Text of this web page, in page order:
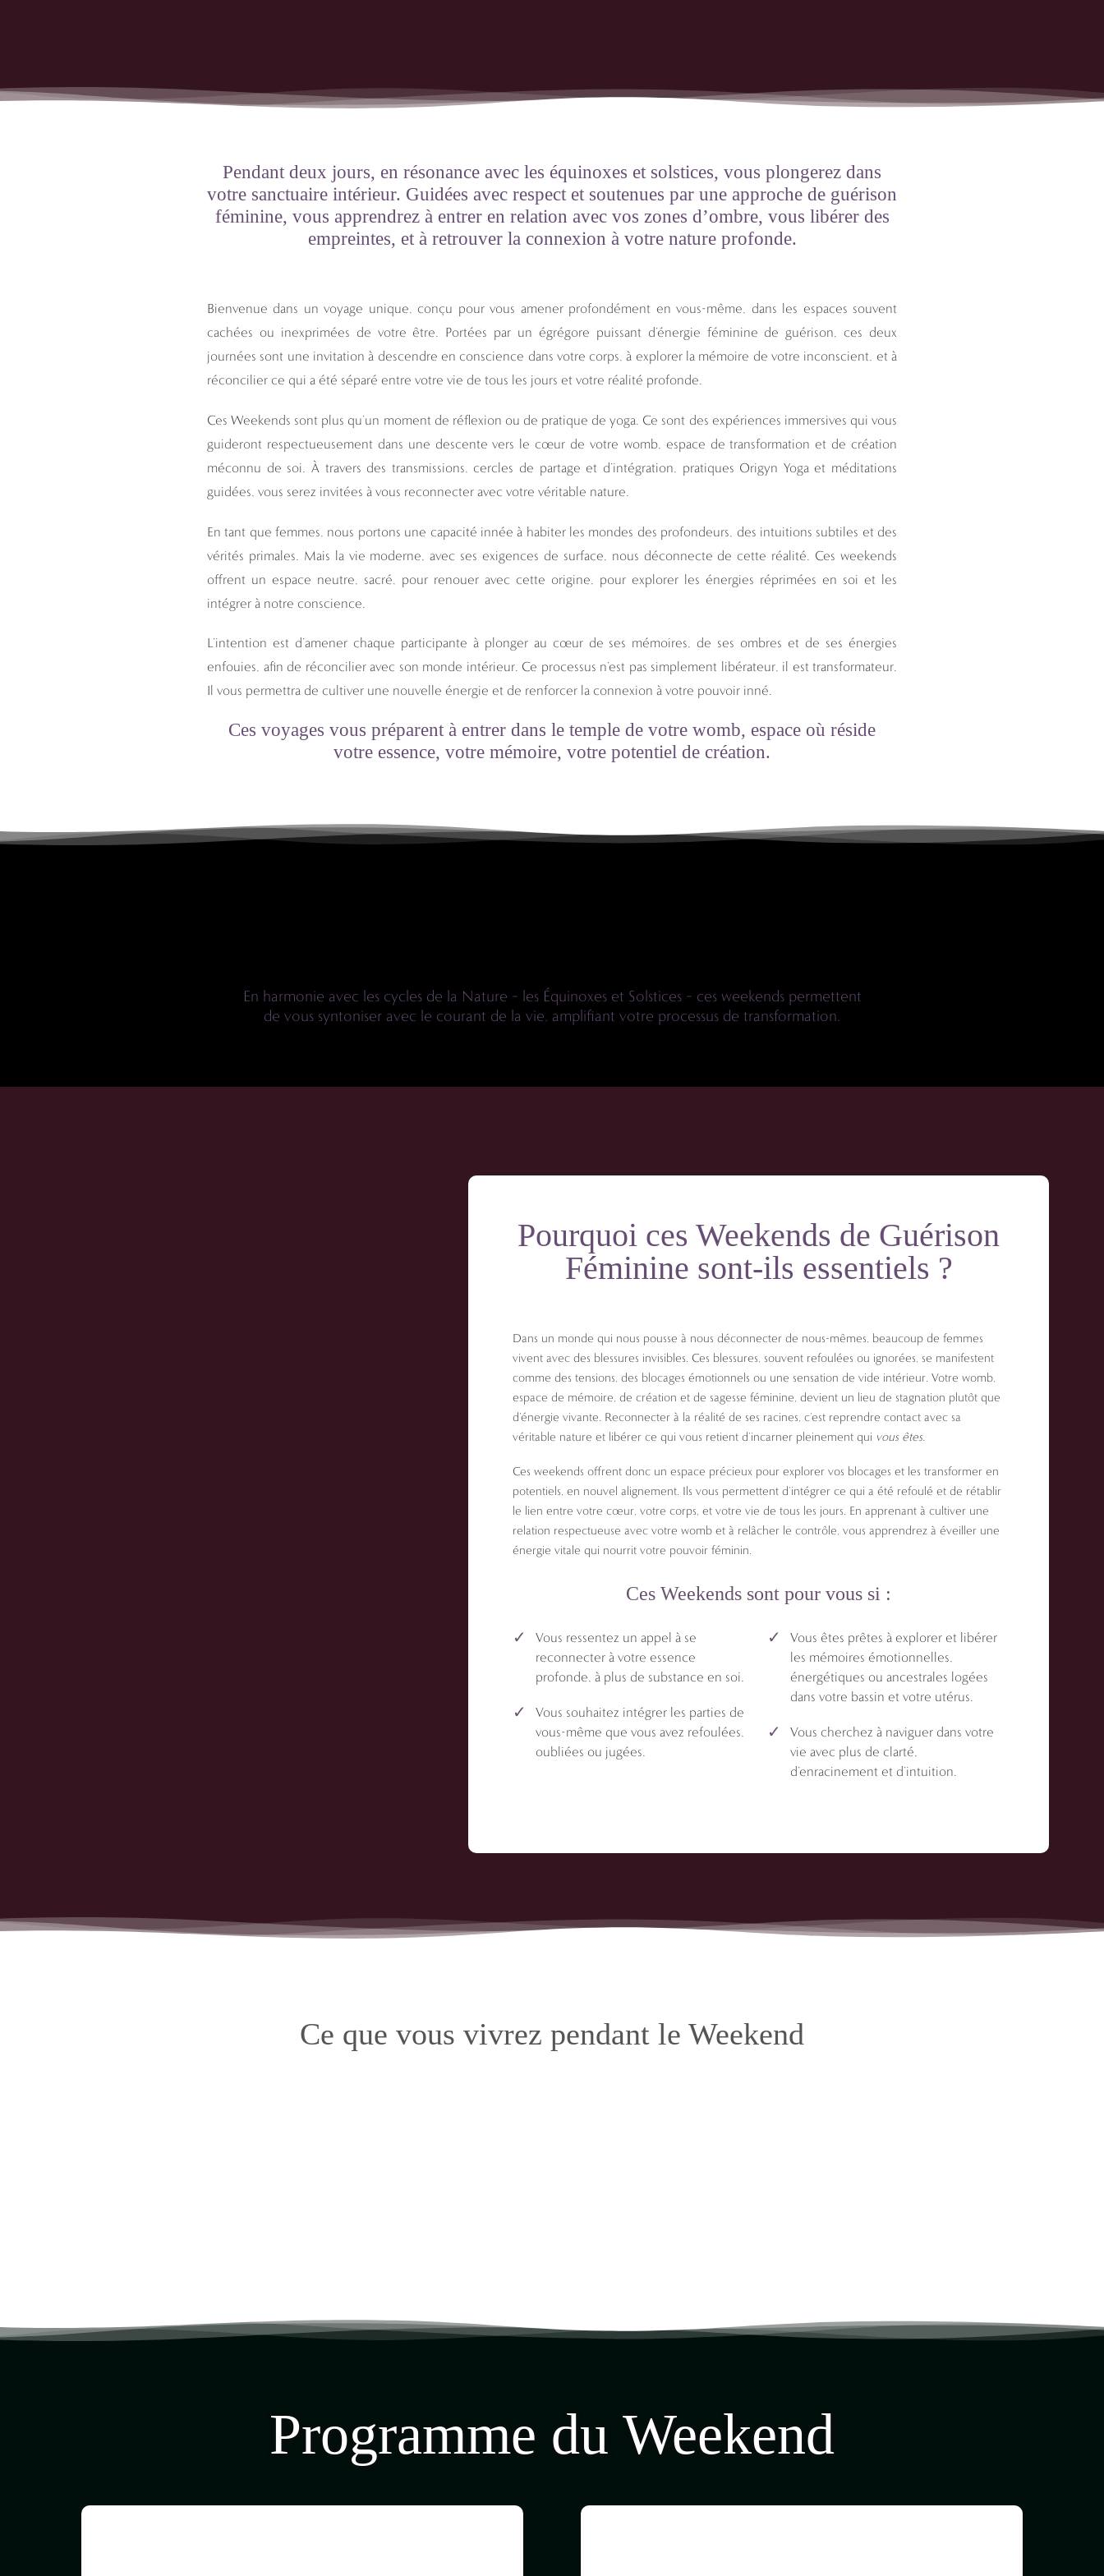
Pendant deux jours, en résonance avec les équinoxes et solstices, vous plongerez dans
votre sanctuaire intérieur. Guidées avec respect et soutenues par une approche de guérison
féminine, vous apprendrez à entrer en relation avec vos zones d’ombre, vous libérer des
empreintes, et à retrouver la connexion à votre nature profonde.
Bienvenue dans un voyage unique, conçu pour vous amener profondément en vous-même, dans les espaces souvent
cachées ou inexprimées de votre être. Portées par un égrégore puissant d’énergie féminine de guérison, ces deux
journées sont une invitation à descendre en conscience dans votre corps, à explorer la mémoire de votre inconscient, et à
réconcilier ce qui a été séparé entre votre vie de tous les jours et votre réalité profonde.
Ces Weekends sont plus qu’un moment de réflexion ou de pratique de yoga. Ce sont des expériences immersives qui vous
guideront respectueusement dans une descente vers le cœur de votre womb, espace de transformation et de création
méconnu de soi. À travers des transmissions, cercles de partage et d’intégration, pratiques Origyn Yoga et méditations
guidées, vous serez invitées à vous reconnecter avec votre véritable nature.
En tant que femmes, nous portons une capacité innée à habiter les mondes des profondeurs, des intuitions subtiles et des
vérités primales. Mais la vie moderne, avec ses exigences de surface, nous déconnecte de cette réalité. Ces weekends
offrent un espace neutre, sacré, pour renouer avec cette origine, pour explorer les énergies réprimées en soi et les
intégrer à notre conscience.
L’intention est d’amener chaque participante à plonger au cœur de ses mémoires, de ses ombres et de ses énergies
enfouies, afin de réconcilier avec son monde intérieur. Ce processus n’est pas simplement libérateur, il est transformateur.
Il vous permettra de cultiver une nouvelle énergie et de renforcer la connexion à votre pouvoir inné.
Ces voyages vous préparent à entrer dans le temple de votre womb, espace où réside
votre essence, votre mémoire, votre potentiel de création.
En harmonie avec les cycles de la Nature – les Équinoxes et Solstices – ces weekends permettent
de vous syntoniser avec le courant de la vie, amplifiant votre processus de transformation.
Pourquoi ces Weekends de Guérison
Féminine sont-ils essentiels ?
Dans un monde qui nous pousse à nous déconnecter de nous-mêmes, beaucoup de femmes
vivent avec des blessures invisibles. Ces blessures, souvent refoulées ou ignorées, se manifestent
comme des tensions, des blocages émotionnels ou une sensation de vide intérieur. Votre womb,
espace de mémoire, de création et de sagesse féminine, devient un lieu de stagnation plutôt que
d’énergie vivante. Reconnecter à la réalité de ses racines, c’est reprendre contact avec sa
véritable nature et libérer ce qui vous retient d’incarner pleinement qui vous êtes.
Ces weekends offrent donc un espace précieux pour explorer vos blocages et les transformer en
potentiels, en nouvel alignement. Ils vous permettent d’intégrer ce qui a été refoulé et de rétablir
le lien entre votre cœur, votre corps, et votre vie de tous les jours. En apprenant à cultiver une
relation respectueuse avec votre womb et à relâcher le contrôle, vous apprendrez à éveiller une
énergie vitale qui nourrit votre pouvoir féminin.
Ces Weekends sont pour vous si :
Vous ressentez un appel à se
reconnecter à votre essence
profonde, à plus de substance en soi.
Vous souhaitez intégrer les parties de
vous-même que vous avez refoulées,
oubliées ou jugées.
Vous êtes prêtes à explorer et libérer
les mémoires émotionnelles,
énergétiques ou ancestrales logées
dans votre bassin et votre utérus.
Vous cherchez à naviguer dans votre
vie avec plus de clarté,
d’enracinement et d’intuition.
Ce que vous vivrez pendant le Weekend
Programme du Weekend